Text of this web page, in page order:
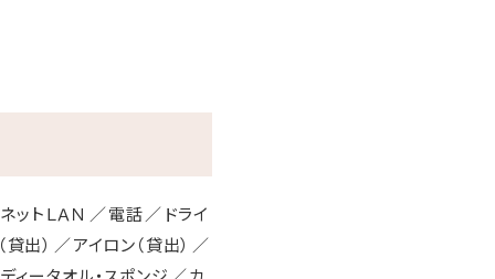
ットＬＡＮ 電話
ドライ
出）
アイロン（貸出）